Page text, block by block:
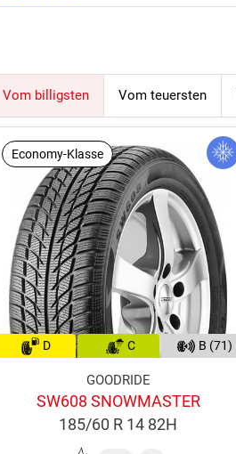
(72)
Vom billigsten Vom teuersten
Economy-Klasse
D C B (71)
GOODRIDE
SW608 SNOWMASTER
185/60 R 14 82H